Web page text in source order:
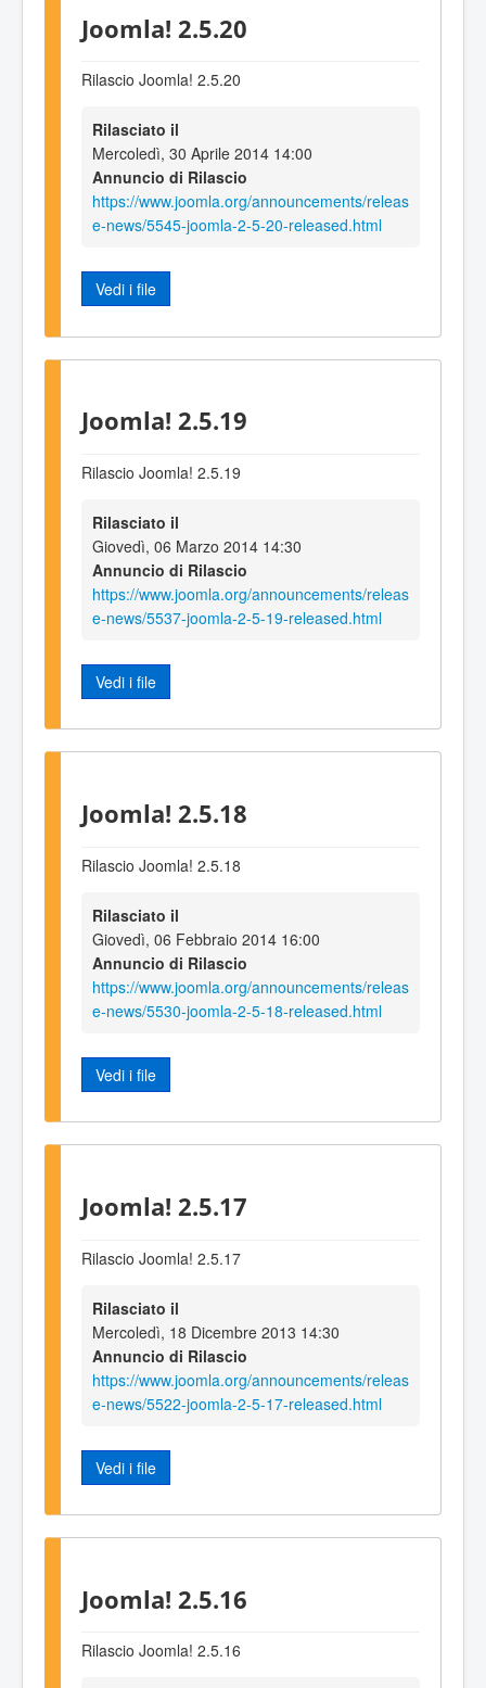
Joomla! 2.5.20
Rilascio Joomla! 2.5.20
Rilasciato il
Mercoledì, 30 Aprile 2014 14:00
Annuncio di Rilascio
https://www.joomla.org/announcements/releas
e-news/5545-joomla-2-5-20-released.html
Vedi i file
Joomla! 2.5.19
Rilascio Joomla! 2.5.19
Rilasciato il
Giovedì, 06 Marzo 2014 14:30
Annuncio di Rilascio
https://www.joomla.org/announcements/releas
e-news/5537-joomla-2-5-19-released.html
Vedi i file
Joomla! 2.5.18
Rilascio Joomla! 2.5.18
Rilasciato il
Giovedì, 06 Febbraio 2014 16:00
Annuncio di Rilascio
https://www.joomla.org/announcements/releas
e-news/5530-joomla-2-5-18-released.html
Vedi i file
Joomla! 2.5.17
Rilascio Joomla! 2.5.17
Rilasciato il
Mercoledì, 18 Dicembre 2013 14:30
Annuncio di Rilascio
https://www.joomla.org/announcements/releas
e-news/5522-joomla-2-5-17-released.html
Vedi i file
Joomla! 2.5.16
Rilascio Joomla! 2.5.16